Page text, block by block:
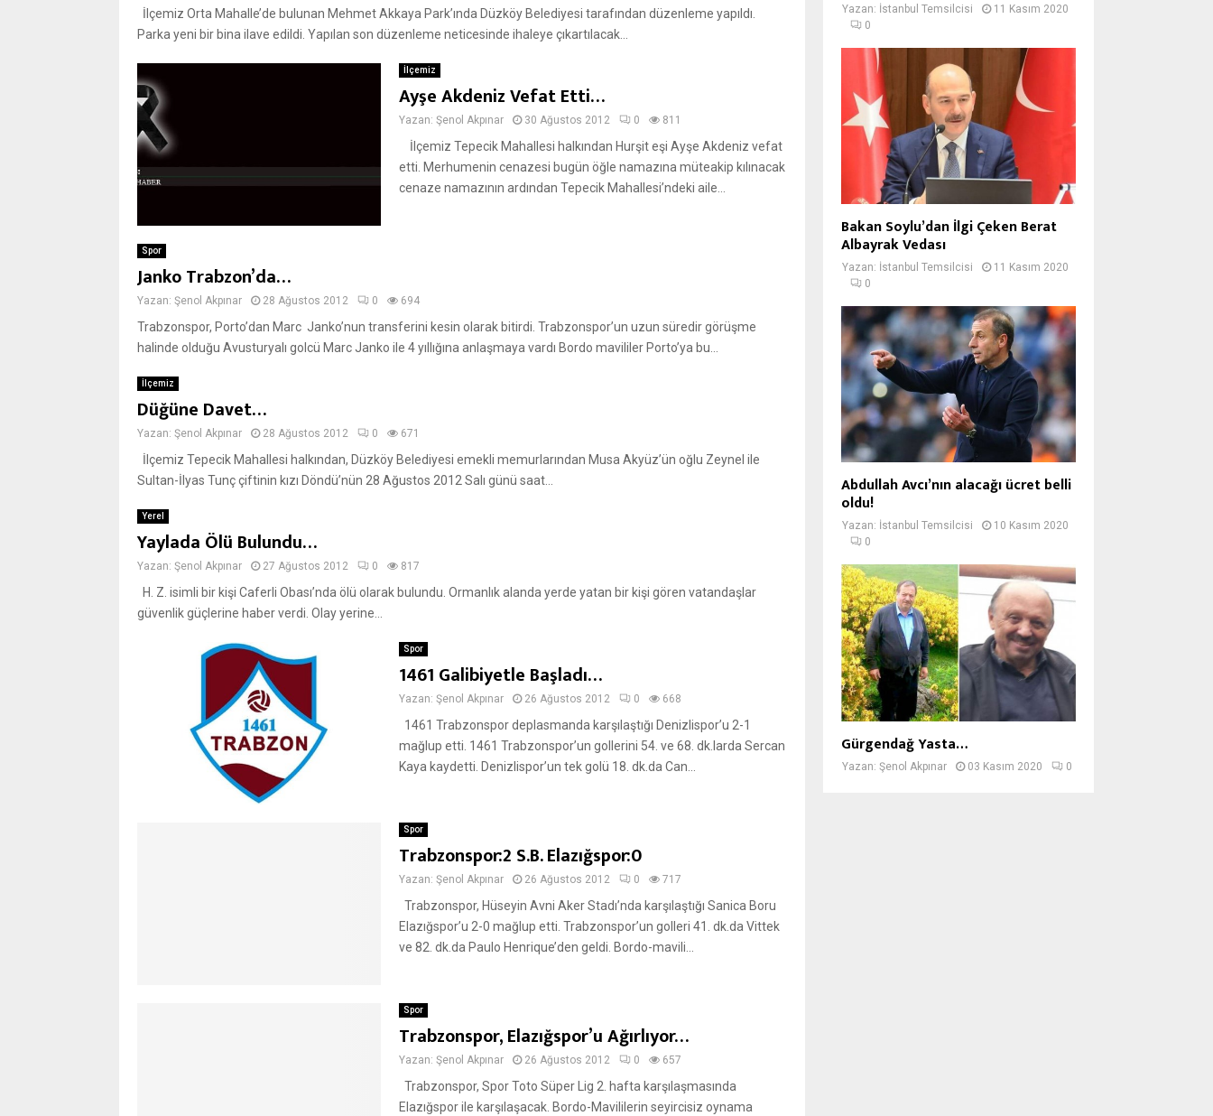
İlçemiz Orta Mahalle’de bulunan Mehmet Akkaya Park’ında Düzköy Belediyesi tarafından düzenleme yapıldı.
Parka yeni bir bina ilave edildi. Yapılan son düzenleme neticesinde ihaleye çıkartılacak...
İlçemiz
Ayşe Akdeniz Vefat Etti…
Yazan: Şenol Akpınar 30 Ağustos 2012 0 811
İlçemiz Tepecik Mahallesi halkından Hurşit eşi Ayşe Akdeniz vefat
etti. Merhumenin cenazesi bugün öğle namazına müteakip kılınacak
cenaze namazının ardından Tepecik Mahallesi’ndeki aile...
Spor
Janko Trabzon’da…
Yazan: Şenol Akpınar 28 Ağustos 2012 0 694
Trabzonspor, Porto’dan Marc Janko’nun transferini kesin olarak bitirdi. Trabzonspor’un uzun süredir görüşme
halinde olduğu Avusturyalı golcü Marc Janko ile 4 yıllığına anlaşmaya vardı Bordo mavililer Porto’ya bu...
İlçemiz
Düğüne Davet…
Yazan: Şenol Akpınar 28 Ağustos 2012 0 671
İlçemiz Tepecik Mahallesi halkından, Düzköy Belediyesi emekli memurlarından Musa Akyüz’ün oğlu Zeynel ile
Sultan-İlyas Tunç çiftinin kızı Döndü’nün 28 Ağustos 2012 Salı günü saat...
Yerel
Yaylada Ölü Bulundu…
Yazan: Şenol Akpınar 27 Ağustos 2012 0 817
H. Z. isimli bir kişi Caferli Obası’nda ölü olarak bulundu. Ormanlık alanda yerde yatan bir kişi gören vatandaşlar
güvenlik güçlerine haber verdi. Olay yerine...
Spor
1461 Galibiyetle Başladı…
Yazan: Şenol Akpınar 26 Ağustos 2012 0 668
1461 Trabzonspor deplasmanda karşılaştığı Denizlispor’u 2-1
mağlup etti. 1461 Trabzonspor’un gollerini 54. ve 68. dk.larda Sercan
Kaya kaydetti. Denizlispor’un tek golü 18. dk.da Can...
Spor
Trabzonspor:2 S.B. Elazığspor:0
Yazan: Şenol Akpınar 26 Ağustos 2012 0 717
Trabzonspor, Hüseyin Avni Aker Stadı’nda karşılaştığı Sanica Boru
Elazığspor’u 2-0 mağlup etti. Trabzonspor’un golleri 41. dk.da Vittek
ve 82. dk.da Paulo Henrique’den geldi. Bordo-mavili...
Spor
Trabzonspor, Elazığspor’u Ağırlıyor…
Yazan: Şenol Akpınar 26 Ağustos 2012 0 657
Trabzonspor, Spor Toto Süper Lig 2. hafta karşılaşmasında
Elazığspor ile karşılaşacak. Bordo-Mavililerin seyircisiz oynama
Yazan: İstanbul Temsilcisi
11 Kasım 2020
0
Bakan Soylu’dan İlgi Çeken Berat
Albayrak Vedası
Yazan: İstanbul Temsilcisi
11 Kasım 2020
0
Abdullah Avcı’nın alacağı ücret belli
oldu!
Yazan: İstanbul Temsilcisi
10 Kasım 2020
0
Gürgendağ Yasta…
Yazan: Şenol Akpınar 03 Kasım 2020 0